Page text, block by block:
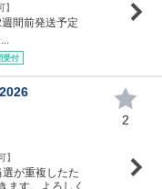
】
間前発送予定
受付
】
が重複したた
ます。よろしく
2